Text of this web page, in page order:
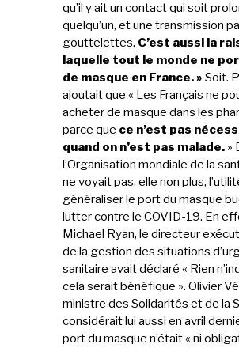
qu’il y ait un contact qui soit
quelqu’un, et une transmission
gouttelettes. C’est aussi la
laquelle tout le monde ne
de masque en France. » Soit.
ajoutait que « Les Français ne
acheter de masque dans les
parce que ce n’est pas
quand on n’est pas malade. »
l’Organisation mondiale de la
ne voyait pas, elle non plus,
généraliser le port du masque
lutter contre le COVID-19. En
Michael Ryan, le directeur
de la gestion des situations
sanitaire avait déclaré « Rien
cela serait bénéfique ». Olivier
ministre des Solidarités et de la
considérait lui aussi en avril
port du masque n’était « ni